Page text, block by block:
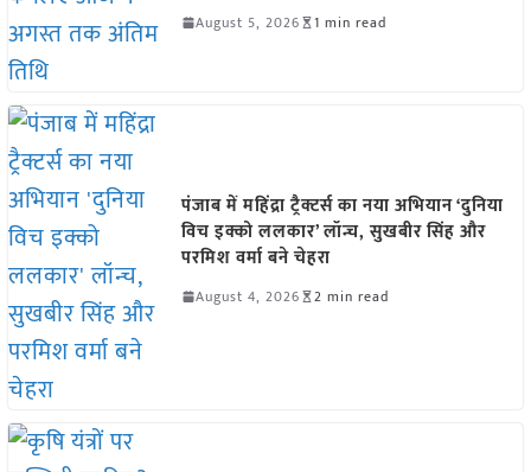
August 5, 2026 1 min read
पंजाब में महिंद्रा ट्रैक्टर्स का नया अभियान ‘दुनिया
विच इक्को ललकार’ लॉन्च, सुखबीर सिंह और
परमिश वर्मा बने चेहरा
August 4, 2026 2 min read